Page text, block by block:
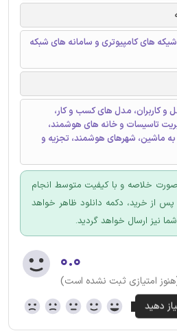
های کامپیوتری و سامانه های شبکه
و کاربران، مدل های کسب و کار،
تاسیسات و خانه های هوشمند،
به ماشین، شهرهای هوشمند، تجزیه و
صورت خلاصه و با کیفیت متوسط انجام
از خرید، دکمه دانلود ظاهر خواهد
نیز ارسال خواهد گردید.
۰.۰
امتیازی ثبت نشده است)